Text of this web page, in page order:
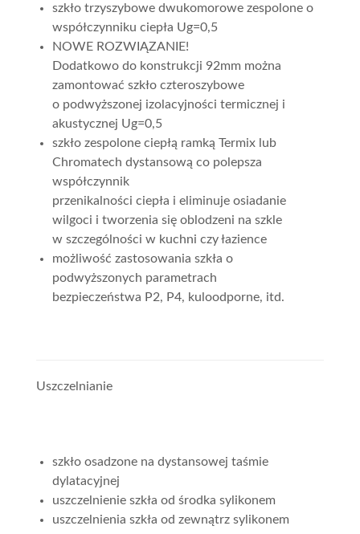
szkło trzyszybowe dwukomorowe zespolone o
współczynniku ciepła Ug=0,5
NOWE ROZWIĄZANIE!
Dodatkowo do konstrukcji 92mm można
zamontować szkło czteroszybowe
o podwyższonej izolacyjności termicznej i
akustycznej Ug=0,5
szkło zespolone ciepłą ramką Termix lub
Chromatech dystansową co polepsza
współczynnik
przenikalności ciepła i eliminuje osiadanie
wilgoci i tworzenia się oblodzeni na szkle
w szczególności w kuchni czy łazience
możliwość zastosowania szkła o
podwyższonych parametrach
bezpieczeństwa P2, P4, kuloodporne, itd.
Uszczelnianie
szkło osadzone na dystansowej taśmie
dylatacyjnej
uszczelnienie szkła od środka sylikonem
uszczelnienia szkła od zewnątrz sylikonem